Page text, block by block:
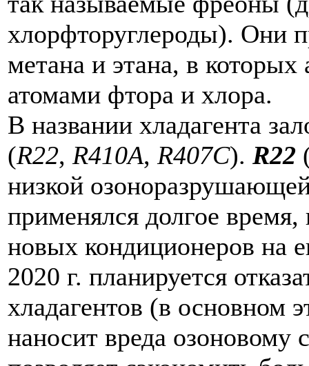
хлорфторуглероды). Они
метана и этана, в
атомами фтора и хлора.
В названии хладагента
(R22, R410A, R407C). R22
низкой
применялся долгое
новых кондиционеров на
2020 г. планируется
хладагентов (в основном
наносит вреда озоновому